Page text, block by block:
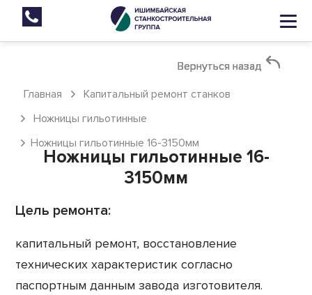
Вернуться назад
Главная
Вернуться назад
Капитальный ремонт станков
Вернуться назад
Ножницы гильотинные
Ножницы гильотинные 16-3150мм
Ножницы гильотинные 16-
3150мм
Цель ремонта:
капитальный ремонт, восстановление
технических характеристик согласно
паспортным данным завода изготовителя.